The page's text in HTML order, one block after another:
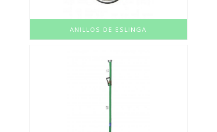
ANILLOS DE ESLINGA